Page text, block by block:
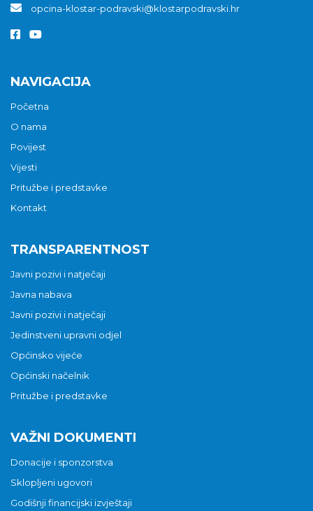
opcina-klostar-podravski@klostarpodravski.hr
NAVIGACIJA
Početna
O nama
Povijest
Vijesti
Pritužbe i predstavke
Kontakt
TRANSPARENTNOST
Javni pozivi i natječaji
Javna nabava
Javni pozivi i natječaji
Jedinstveni upravni odjel
Općinsko vijeće
Općinski načelnik
Pritužbe i predstavke
VAŽNI DOKUMENTI
Donacije i sponzorstva
Sklopljeni ugovori
Godišnji financijski izvještaji